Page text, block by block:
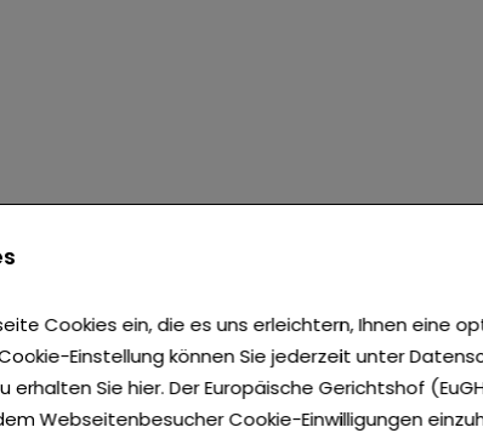
Eventkalender
Förderung
Cookies ein, die es uns erleichtern, Ihnen eine
Einstellung können Sie jederzeit unter
Sie hier. Der Europäische Gerichtshof
Webseitenbesucher Cookie-Einwilligungen